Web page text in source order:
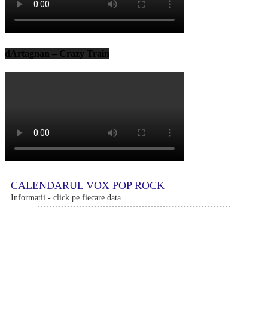
dArtagnan – Crazy Train
CALENDARUL VOX POP ROCK
Informatii - click pe fiecare data